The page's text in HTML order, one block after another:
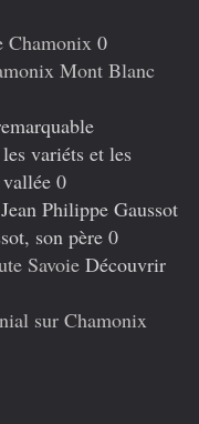
Chamonix 0
Mont Blanc
variéts et les
0
Philippe Gaussot
son père 0
Savoie Découvrir
sur Chamonix